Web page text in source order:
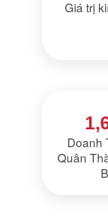
Giá trị
Doanh
Quân